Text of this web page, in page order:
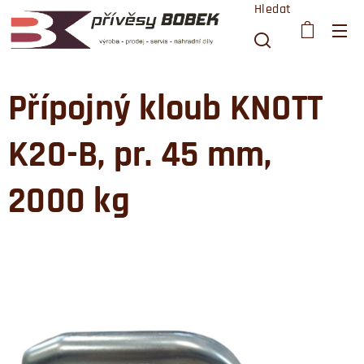
Hledat
Přípojný kloub KNOTT
K20-B, pr. 45 mm,
2000 kg